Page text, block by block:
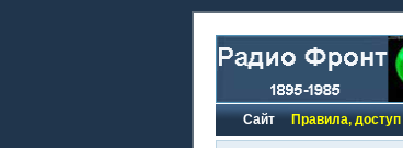
Сайт Правила, доступ